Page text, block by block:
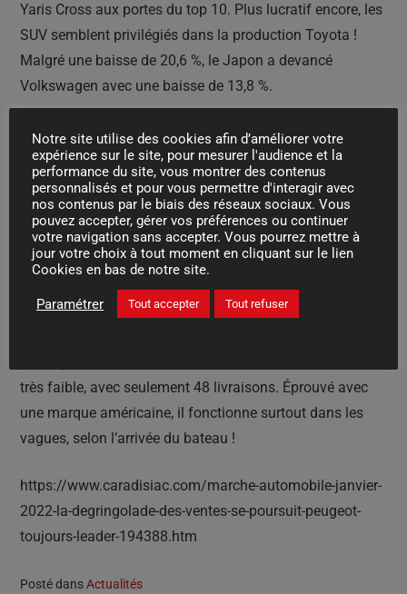
Yaris Cross aux portes du top 10. Plus lucratif encore, les
SUV semblent privilégiés dans la production Toyota !
Malgré une baisse de 20,6 %, le Japon a devancé
Volkswagen avec une baisse de 13,8 %.
Puis vient la confirmation : les Coréens sont en forme,
Hyundai est 7ème, Kia 8ème, et les résultats sont en
hausse ! Le premier a été porté par le succès du dernier
Tucson. Par exemple, le SUV s’est vendu à 1 095 unités,
mieux que le Volkswagen Tiguan (916 unités). Les
primes démarrent l’année timidement, avec les
Allemands entre 11e et 14e. A noter que Mini devançait
Mercedes en janvier. Le Britannique a également devancé
très faible, avec seulement 48 livraisons. Éprouvé avec
une marque américaine, il fonctionne surtout dans les
vagues, selon l’arrivée du bateau !
https://www.caradisiac.com/marche-automobile-janvier-
2022-la-degringolade-des-ventes-se-poursuit-peugeot-
toujours-leader-194388.htm
Posté dansActualités
Notre site utilise des cookies afin d’améliorer votre
expérience sur le site, pour mesurer l'audience et la
performance du site, vous montrer des contenus
personnalisés et pour vous permettre d'interagir avec
nos contenus par le biais des réseaux sociaux. Vous
pouvez accepter, gérer vos préférences ou continuer
votre navigation sans accepter. Vous pourrez mettre à
jour votre choix à tout moment en cliquant sur le lien
Cookies en bas de notre site.
Paramétrer Tout accepter Tout refuser